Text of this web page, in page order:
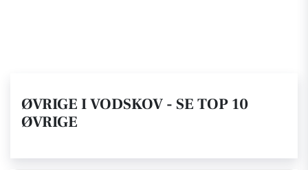
ØVRIGE I VODSKOV - SE TOP 10
ØVRIGE